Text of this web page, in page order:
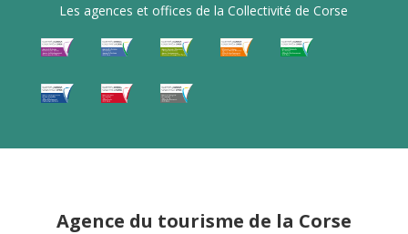
Les agences et offices de la Collectivité de Corse
Agence du tourisme de la Corse